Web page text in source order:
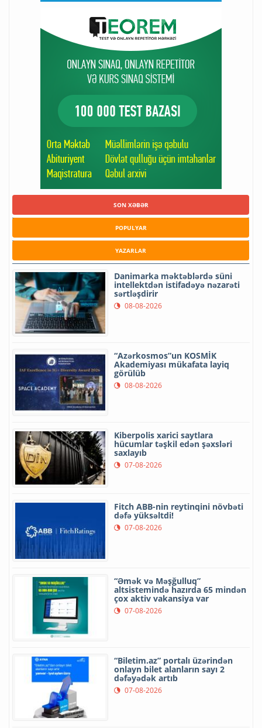
SON XƏBƏR
POPULYAR
YAZARLAR
Danimarka məktəblərdə süni
intellektdən istifadəyə nəzarəti
sərtləşdirir
08-08-2026
“Azərkosmos”un KOSMİK
Akademiyası mükafata layiq
görülüb
08-08-2026
Kiberpolis xarici saytlara
hücumlar təşkil edən şəxsləri
saxlayıb
07-08-2026
Fitch ABB-nin reytinqini növbəti
dəfə yüksəltdi!
07-08-2026
“Əmək və Məşğulluq”
altsistemində hazırda 65 mindən
çox aktiv vakansiya var
07-08-2026
“Biletim.az” portalı üzərindən
onlayn bilet alanların sayı 2
dəfəyədək artıb
07-08-2026